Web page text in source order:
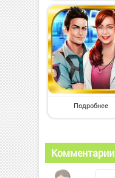
Подробнее
Комментарии